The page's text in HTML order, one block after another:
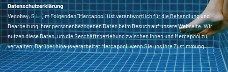
Datenschutzerklärung
Vecobay, S.L. (im Folgenden "Mercapool") ist verantwortlich für die Behandlung und
Bearbeitung Ihrer personenbezogenen Daten beim Besuch auf unsere Webseite. Wir
nutzen diese Daten, um die Geschäftsbeziehung zwischen Ihnen und Mercapool zu
verwalten. Darüber hinaus verarbeitet Mercapool, wenn Sie uns Ihre Zustimmung
erteilen, andere Daten wie Produktinformationen, Einkäufe, Reparaturen usw., die Sie
in uns in diesem Formular und/oder auf andere Weise zur Verfügung gestellt haben, um